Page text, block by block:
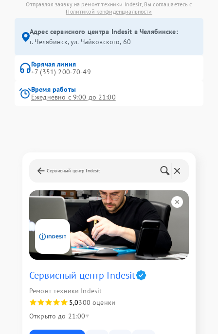
Отправляя заявку на ремонт техники Indesit, Вы соглашаетесь с
Политикой конфиденциальности
Адрес сервисного центра Indesit в Челябинске:
г. Челябинск, ул. Чайковского, 60
Горячая линия
+7 (351) 200-70-49
Время работы
Ежедневно с 9:00 до 21:00
Сервисный центр Indesit
Сервисный центр Indesit
Ремонт техники Indesit
5,0300 оценки
Открыто до 21:00